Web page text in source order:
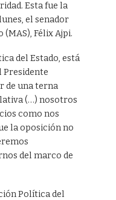
Esta fue la
el senador
Félix Ajpi.
del Estado, está
Presidente
de una terna
(…) nosotros
como nos
la oposición no
del marco de
Política del